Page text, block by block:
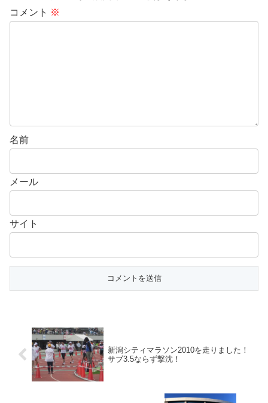
コメント ※
名前
メール
サイト
新潟シティマラソン2010を走りました！
サブ3.5ならず撃沈！